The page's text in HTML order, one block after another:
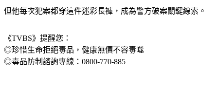
《TVBS》提醒您：
◎珍惜生命拒絕毒品，健康無價不容毒噬